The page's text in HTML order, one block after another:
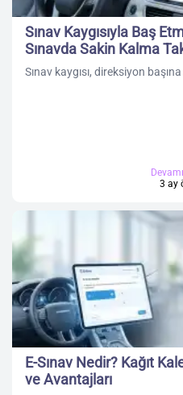
Sınav Kaygısıyla Baş
Sınavda Sakin Kalma
Sınav kaygısı, direksiyon
3 ay
E-Sınav Nedir? Kağıt
ve Avantajları